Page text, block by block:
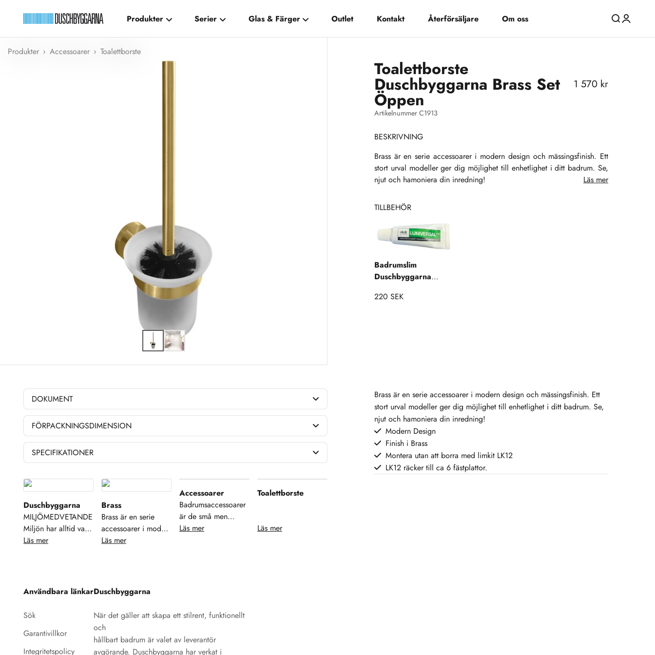
Produkter
Serier Glas & Färger Outlet Kontakt Återförsäljare Om oss
Duschbyggarna New Öppna sök
Öppna
Produkter › Accessoarer › Toalettborste
Toalettborste
Duschbyggarna Brass Set
Öppen
REA-pris
1 570 kr
Artikelnummer C1913
BESKRIVNING
Brass är en serie accessoarer i modern design och mässingsfinish. Ett
stort urval modeller ger dig möjlighet till enhetlighet i ditt badrum. Se,
njut och hamoniera din inredning!
Läs mer
TILLBEHÖR
Badrumslim
Duschbyggarna
Accessoarer
220 SEK
DOKUMENT
FÖRPACKNINGSDIMENSION
SPECIFIKATIONER
Duschbyggarna
MILJÖMEDVETANDE
Miljön har alltid varit
en viktig fråga för
resurssparande
ställa höga miljökrav
samarbetspartners
Läs mer
Brass
Brass är en serie
accessoarer i modern
design och
enhetlighet i ditt
badrum. Se, njut och
hamoniera din
inredning!
Läs mer
Accessoarer
Badrumsaccessoarer
är de små men
viktiga detaljerna
förvaringslösningar –
rätt accessoarer
hjälper dig att skapa
en harmonisk och
Läs mer
Toalettborste
Läs mer
Brass är en serie accessoarer i modern design och mässingsfinish. Ett
stort urval modeller ger dig möjlighet till enhetlighet i ditt badrum. Se,
njut och hamoniera din inredning!
Modern Design
Finish i Brass
Montera utan att borra med limkit LK12
LK12 räcker till ca 6 fästplattor.
Användbara länkar
Sök
Garantivillkor
Integritetspolicy
Duschbyggarna
När det gäller att skapa ett stilrent, funktionellt
och
hållbart badrum är valet av leverantör
avgörande. Duschbyggarna har verkat i